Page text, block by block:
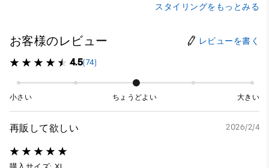
スタイリングをもっとみる
お客様のレビュー レビューを書く
4.5(74)
小さい ちょうどよい 大きい
再販して欲しい 2026/2/4